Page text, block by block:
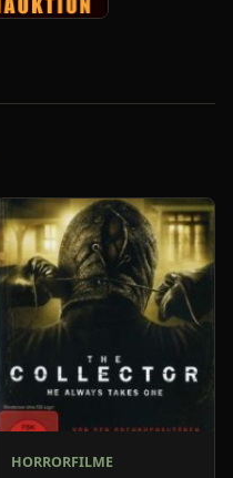
HORRORFILME